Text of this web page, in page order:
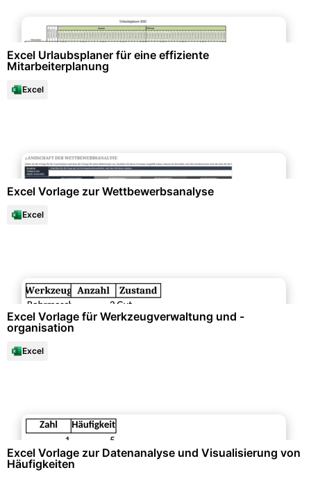
Excel Urlaubsplaner für eine effiziente
Mitarbeiterplanung
Excel
Excel Vorlage zur Wettbewerbsanalyse
Excel
Excel Vorlage für Werkzeugverwaltung und -
organisation
Excel
Excel Vorlage zur Datenanalyse und Visualisierung von
Häufigkeiten